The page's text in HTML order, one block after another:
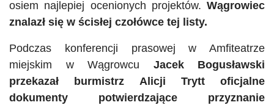
osiem najlepiej ocenionych projektów. Wągrowiec
znalazł się w ścisłej czołówce tej listy.
Podczas konferencji prasowej w Amfiteatrze
miejskim w Wągrowcu Jacek Bogusławski
przekazał burmistrz Alicji Trytt oficjalne
dokumenty potwierdzające przyznanie